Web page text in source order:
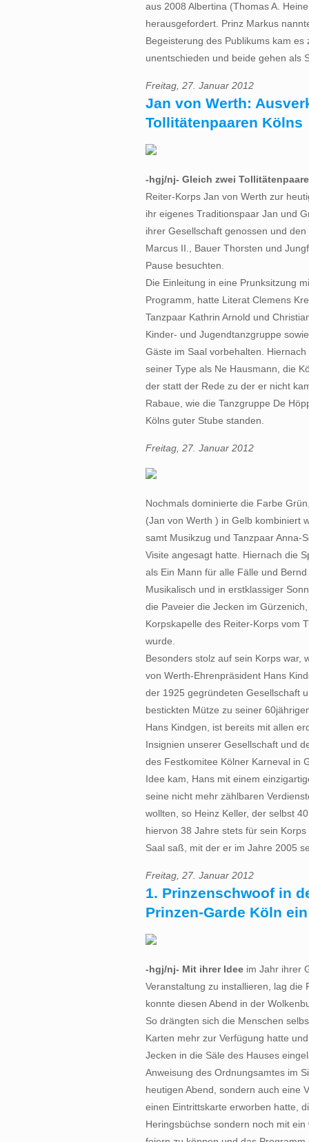
aus 2008 Albertina (Thomas A.
herausgefordert. Prinz Markus
Begeisterung des Publikums kam
unentschieden und beide gehen als
Freitag, 27. Januar 2012
Jan von Werth:
Tollitätenpaaren Kölns
-hgj/nj- Gleich zwei
Reiter-Korps Jan von Werth zur
ihr eigenes Traditionspaar Jan und
ihrer Gesellschaft genossen und den
Marcus II., Bauer Thorsten und
Pause besuchten.
Die Einleitung in eine Prunksitzung
Programm, hatte Literat Clemens
Tanzpaar Kathrin Arnold und
Kinder- und Jugendtanzgruppe
Gäste im Saal vorbehalten.
seiner Type als Ne Hausmann, die
der statt der Rede zu der er nicht
Rabaue, wie die Tanzgruppe De
Kölns guter Stube standen.
Freitag, 27. Januar 2012
Nochmals dominierte die Farbe
(Jan von Werth ) in Gelb
samt Musikzug und Tanzpaar Anna-
Visite angesagt hatte. Hiernach die
als Ein Mann für alle Fälle und
Musikalisch und in erstklassiger
die Paveier die Jecken im
Korpskapelle des Reiter-Korps vom
wurde.
Besonders stolz auf sein Korps war,
von Werth-Ehrenpräsident Hans
der 1925 gegründeten Gesellschaft
bestickten Mütze zu seiner
Hans Kindgen, ist bereits mit allen
Insignien unserer Gesellschaft und
des Festkomitee Kölner Karneval in
Idee kam, Hans mit einem
seine nicht mehr zählbaren
wollten, so Heinz Keller, der selbst
hiervon 38 Jahre stets für sein
Saal saß, mit der er im Jahre 2005
Freitag, 27. Januar 2012
1. Prinzenschwoof in
Prinzen-Garde Köln
-hgj/nj- Mit ihrer Ideeim Jahr ihrer
Veranstaltung zu installieren, lag die
konnte diesen Abend in der
So drängten sich die Menschen
Karten mehr zur Verfügung hatte
Jecken in die Säle des Hauses
Anweisung des Ordnungsamtes im
heutigen Abend, sondern auch eine
einen Eintrittskarte erworben hatte,
Heringsbüchse sondern noch mit